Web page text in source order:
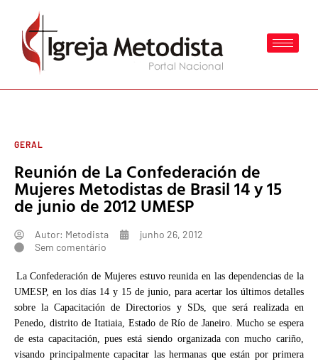
GERAL
Reunión de La Confederación de
Mujeres Metodistas de Brasil 14 y 15
de junio de 2012 UMESP
Autor: Metodista
junho 26, 2012
Sem comentário
La Confederación de Mujeres estuvo reunida en las dependencias de la
UMESP, en los días 14 y 15 de junio, para acertar los últimos detalles
sobre la Capacitación de Directorios y SDs, que será realizada en
Penedo, distrito de Itatiaia, Estado de Río de Janeiro. Mucho se espera
de esta capacitación, pues está siendo organizada con mucho cariño,
visando principalmente capacitar las hermanas que están por primera